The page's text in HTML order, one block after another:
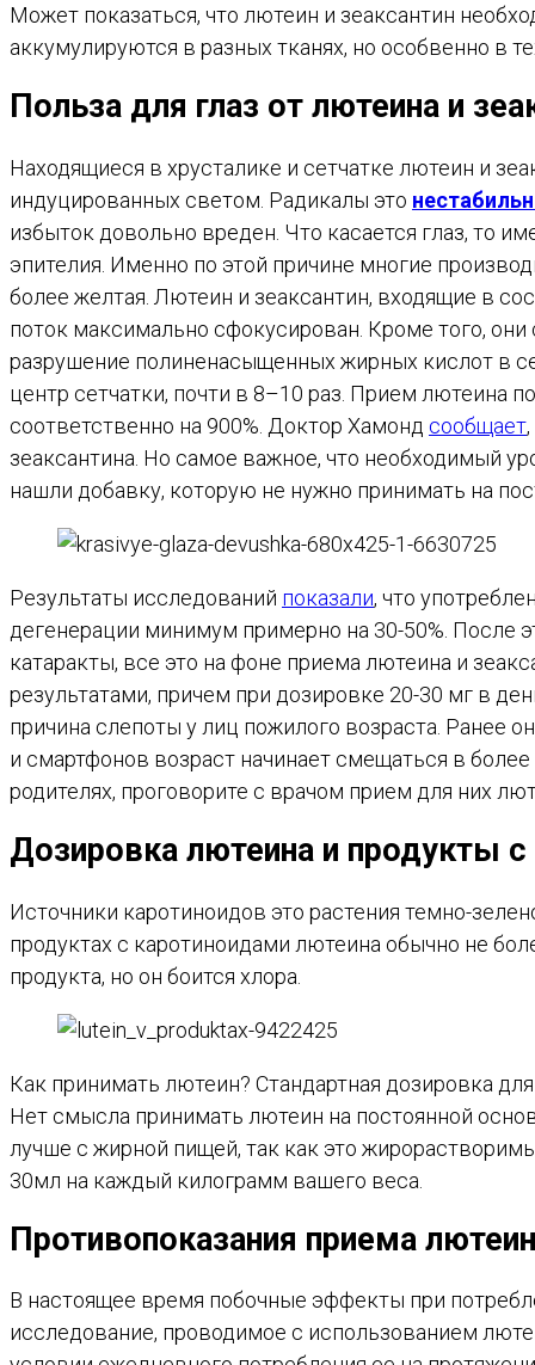
Может показаться, что лютеин и зеаксантин
аккумулируются в разных тканях, но особвенно в
Польза для глаз от лютеина и
Находящиеся в хрусталике и сетчатке лютеин и
индуцированных светом. Радикалы это
избыток довольно вреден. Что касается глаз, то
эпителия. Именно по этой причине многие
более желтая. Лютеин и зеаксантин, входящие в
поток максимально сфокусирован. Кроме того,
разрушение полиненасыщенных жирных кислот в
центр сетчатки, почти в 8–10 раз. Прием лютеина
соответственно на 900%. Доктор Хамонд сообщает
зеаксантина. Но самое важное, что необходимый
нашли добавку, которую не нужно принимать на
Результаты исследований показали, что
дегенерации минимум примерно на 30-50%. После
катаракты, все это на фоне приема лютеина и
результатами, причем при дозировке 20-30 мг в
причина слепоты у лиц пожилого возраста. Ранее
и смартфонов возраст начинает смещаться в
родителях, проговорите с врачом прием для них
Дозировка лютеина и продукты
Источники каротиноидов это растения темно-
продуктах с каротиноидами лютеина обычно не
продукта, но он боится хлора.
Как принимать лютеин? Стандартная дозировка
Нет смысла принимать лютеин на постоянной
лучше с жирной пищей, так как это
30мл на каждый килограмм вашего веса.
Противопоказания приема
В настоящее время побочные эффекты при
исследование, проводимое с использованием